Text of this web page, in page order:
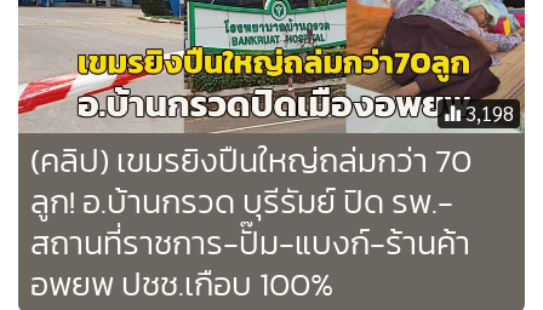
กัน พร้อมกันนี้ยังได้นำเจ้าหน้าที่ชุด EOD เข้าตรวจสอบเก็บหลัก
ฐานยังบ้านเรือนของประชาชนที่ได้รับความเสียหายในพื้นที่
อำเภอพนมดงรักทั้งหมดด้วย
3,198
(คลิป) เขมรยิงปืนใหญ่ถล่มกว่า 70
ลูก! อ.บ้านกรวด บุรีรัมย์ ปิด รพ.-
สถานที่ราชการ-ปั๊ม-แบงก์-ร้านค้า
อพยพ ปชช.เกือบ 100%